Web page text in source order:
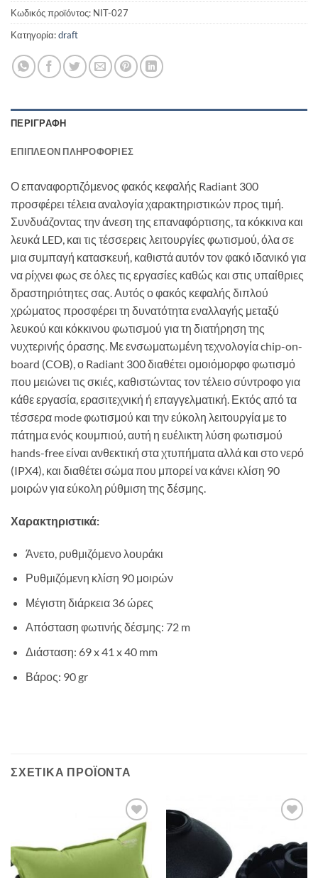
Κωδικός προϊόντος: NIT-027
Κατηγορία:draft
ΠΕΡΙΓΡΑΦΉ
ΕΠΙΠΛΈΟΝ ΠΛΗΡΟΦΟΡΊΕΣ
Ο επαναφορτιζόμενος φακός κεφαλής Radiant 300
προσφέρει τέλεια αναλογία χαρακτηριστικών προς τιμή.
Συνδυάζοντας την άνεση της επαναφόρτισης, τα κόκκινα και
λευκά LED, και τις τέσσερεις λειτουργίες φωτισμού, όλα σε
μια συμπαγή κατασκευή, καθιστά αυτόν τον φακό ιδανικό για
να ρίχνει φως σε όλες τις εργασίες καθώς και στις υπαίθριες
δραστηριότητες σας. Αυτός ο φακός κεφαλής διπλού
χρώματος προσφέρει τη δυνατότητα εναλλαγής μεταξύ
λευκού και κόκκινου φωτισμού για τη διατήρηση της
νυχτερινής όρασης. Με ενσωματωμένη τεχνολογία chip-on-
board (COB), ο Radiant 300 διαθέτει ομοιόμορφο φωτισμό
που μειώνει τις σκιές, καθιστώντας τον τέλειο σύντροφο για
κάθε εργασία, ερασιτεχνική ή επαγγελματική. Εκτός από τα
τέσσερα mode φωτισμού και την εύκολη λειτουργία με το
πάτημα ενός κουμπιού, αυτή η ευέλικτη λύση φωτισμού
hands-free είναι ανθεκτική στα χτυπήματα αλλά και στο νερό
(IPX4), και διαθέτει σώμα που μπορεί να κάνει κλίση 90
μοιρών για εύκολη ρύθμιση της δέσμης.
Χαρακτηριστικά:
Άνετο, ρυθμιζόμενο λουράκι
Ρυθμιζόμενη κλίση 90 μοιρών
Μέγιστη διάρκεια 36 ώρες
Απόσταση φωτινής δέσμης: 72 m
Διάσταση: ‎69 x 41 x 40mm
Βάρος: 90 gr
ΣΧΕΤΙΚΆ ΠΡΟΪΌΝΤΑ
Add to
wishlist
wishlist